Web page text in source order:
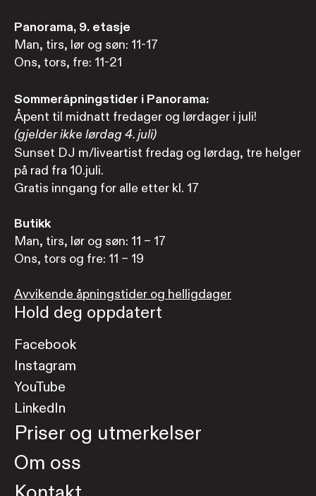
Panorama, 9. etasje
Man, tirs, lør og søn: 11-17
Ons, tors, fre: 11-21
Sommeråpningstider i Panorama:
Åpent til midnatt fredager og lørdager i juli!
(gjelder ikke lørdag 4. juli)
Sunset DJ m/liveartist fredag og lørdag, tre helger
på rad fra 10.juli.
Gratis inngang for alle etter kl. 17
Butikk
Man, tirs, lør og søn: 11 – 17
Ons, tors og fre: 11 – 19
Avvikende åpningstider og helligdager
Hold deg oppdatert
Facebook
Instagram
YouTube
LinkedIn
Priser og utmerkelser
Om oss